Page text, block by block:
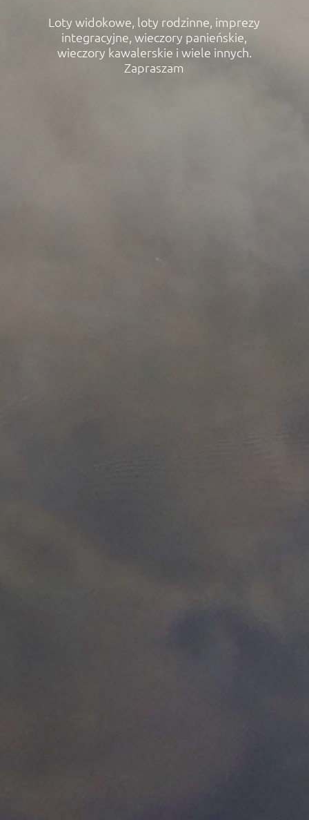
Loty widokowe, loty rodzinne, imprezy
integracyjne, wieczory panieńskie,
wieczory kawalerskie i wiele innych.
Zapraszam